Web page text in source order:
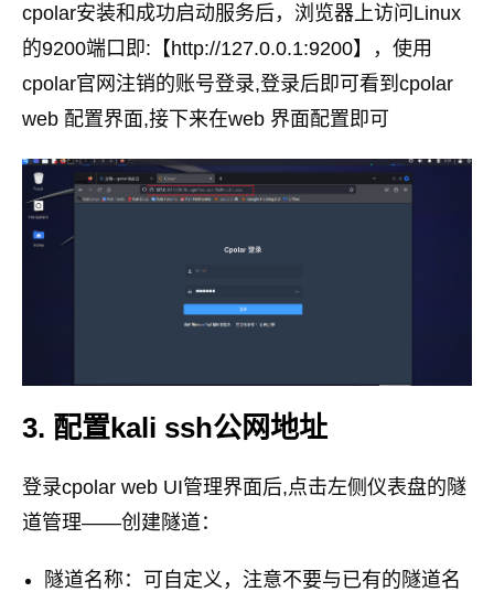
cpolar安装和成功启动服务后，浏览器上访问Linux
的9200端口即:【http://127.0.0.1:9200】，使用
cpolar官网注销的账号登录,登录后即可看到cpolar
web 配置界面,接下来在web 界面配置即可
3. 配置kali ssh公网地址
登录cpolar web UI管理界面后,点击左侧仪表盘的隧
道管理——创建隧道：
隧道名称：可自定义，注意不要与已有的隧道名